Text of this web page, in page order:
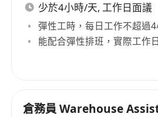
少於4小時/天, 工作日面議
彈性工時，每日工作不超過
能配合彈性排班，實際工作
倉務員 Warehouse